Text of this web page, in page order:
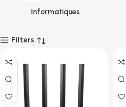
Informatiques
Filters